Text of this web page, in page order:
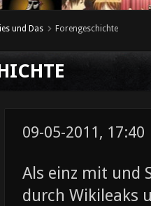
und Das Forengeschichte
09-05-2011, 17:40
Als einz mit und
durch Wikileaks